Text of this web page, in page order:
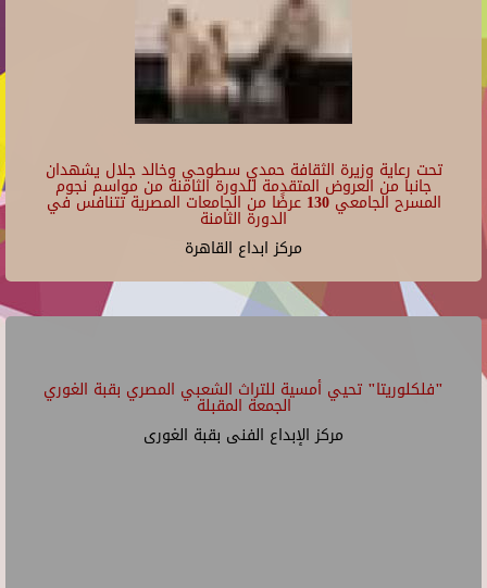
تحت رعاية وزيرة الثقافة حمدي سطوحي وخالد جلال يشهدان
جانبا من العروض المتقدمة للدورة الثامنة من مواسم نجوم
المسرح الجامعي 130 عرضًا من الجامعات المصرية تتنافس في
الدورة الثامنة
مركز ابداع القاهرة
"فلكلوريتا" تحيي أمسية للتراث الشعبي المصري بقبة الغوري
الجمعة المقبلة
مركز الإبداع الفنى بقبة الغورى